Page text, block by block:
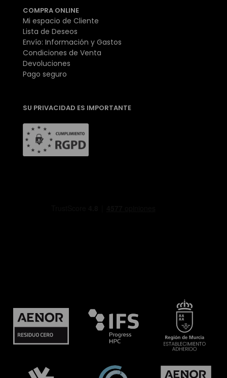
COMPRA ONLINE
Mi espacio de Cliente
Lista de Deseos
Envío: Información y Gastos
Condiciones de Venta
Devoluciones
Pago seguro
SU PRIVACIDAD ES IMPORTANTE